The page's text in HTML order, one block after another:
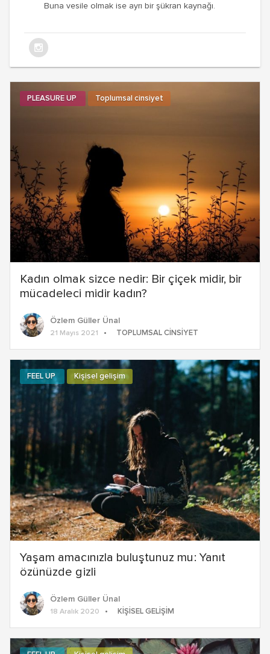
Buna vesile olmak ise ayrı bir şükran kaynağı.
Kadın olmak sizce nedir: Bir çiçek midir, bir
mücadeleci midir kadın?
PLEASURE UP Toplumsal cinsiyet
Özlem Güller Ünal
21 Mayıs 2021 TOPLUMSAL CINSIYET
Yaşam amacınızla buluştunuz mu: Yanıt
özünüzde gizli
FEEL UP Kişisel gelişim
Özlem Güller Ünal
18 Aralık 2020 KIŞISEL GELIŞIM